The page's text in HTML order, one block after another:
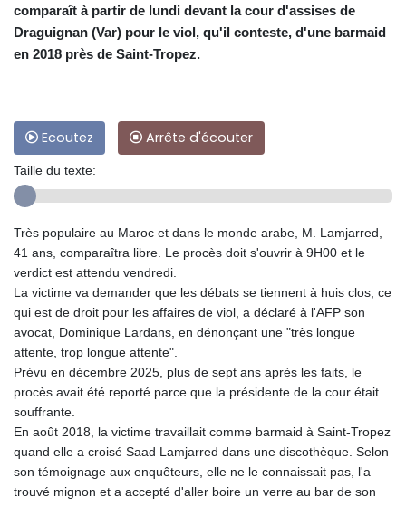
comparaît à partir de lundi devant la cour d'assises de
Draguignan (Var) pour le viol, qu'il conteste, d'une barmaid
en 2018 près de Saint-Tropez.
Ecoutez Arrête d'écouter
Taille du texte:
Très populaire au Maroc et dans le monde arabe, M. Lamjarred,
41 ans, comparaîtra libre. Le procès doit s'ouvrir à 9H00 et le
verdict est attendu vendredi.
La victime va demander que les débats se tiennent à huis clos, ce
qui est de droit pour les affaires de viol, a déclaré à l'AFP son
avocat, Dominique Lardans, en dénonçant une "très longue
attente, trop longue attente".
Prévu en décembre 2025, plus de sept ans après les faits, le
procès avait été reporté parce que la présidente de la cour était
souffrante.
En août 2018, la victime travaillait comme barmaid à Saint-Tropez
quand elle a croisé Saad Lamjarred dans une discothèque. Selon
son témoignage aux enquêteurs, elle ne le connaissait pas, l'a
trouvé mignon et a accepté d'aller boire un verre au bar de son